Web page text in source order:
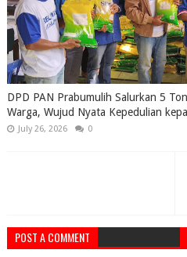
DPD PAN Prabumulih Salurkan 5
Warga, Wujud Nyata Kepedulian
July 26, 2026 0
POST A COMMENT